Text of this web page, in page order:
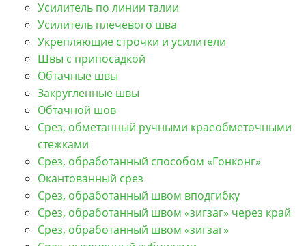
Усилитель по линии талии
Усилитель плечевого шва
Укрепляющие строчки и усилители
Швы с припосадкой
Обтачные швы
Закругленные швы
Обтачной шов
Срез, обметанный ручными краеобметочными
стежками
Срез, обработанный способом «Гонконг»
Окантованный срез
Срез, обработанный швом вподгибку
Срез, обработанный швом «зигзаг» через край
Срез, обработанный швом «зигзаг»